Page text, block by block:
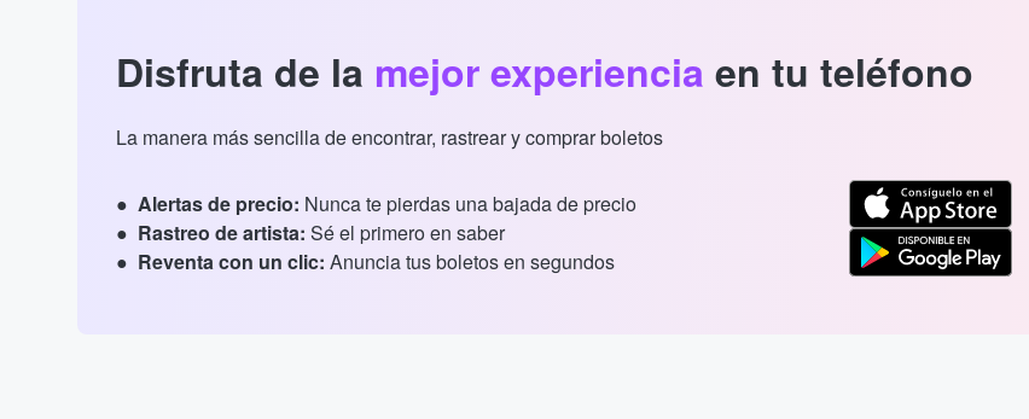
Disfruta de la mejor experiencia en tu teléfono
La manera más sencilla de encontrar, rastrear y comprar boletos
Alertas de precio: Nunca te pierdas una bajada de precio
Rastreo de artista: Sé el primero en saber
Reventa con un clic: Anuncia tus boletos en segundos